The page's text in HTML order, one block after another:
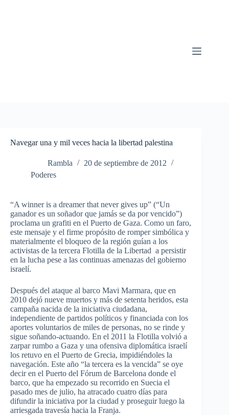
Navegar una y mil veces hacia la libertad palestina
Rambla
20 de septiembre de 2012
Poderes
“A winner is a dreamer that never gives up” (“Un
ganador es un soñador que jamás se da por vencido”)
proclama un grafiti en el Puerto de Gaza. Como un faro,
este mensaje y el firme propósito de romper simbólica y
materialmente el bloqueo de la región guían a los
activistas de la tercera Flotilla de la Libertad a persistir
en la lucha pese a las continuas amenazas del gobierno
israelí.
Después del ataque al barco Mavi Marmara, que en
2010 dejó nueve muertos y más de setenta heridos, esta
campaña nacida de la iniciativa ciudadana,
independiente de partidos políticos y financiada con los
aportes voluntarios de miles de personas, no se rinde y
sigue soñando-actuando. En el 2011 la Flotilla volvió a
zarpar rumbo a Gaza y una ofensiva diplomática israelí
los retuvo en el Puerto de Grecia, impidiéndoles la
navegación. Este año “la tercera es la vencida” se oye
decir en el Puerto del Fórum de Barcelona donde el
barco, que ha empezado su recorrido en Suecia el
pasado mes de julio, ha atracado cuatro días para
difundir la iniciativa por la ciudad y proseguir luego la
arriesgada travesía hacia la Franja.